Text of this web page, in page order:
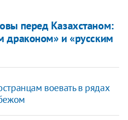
перед Казахстаном:
драконом» и «русским
воевать в рядах